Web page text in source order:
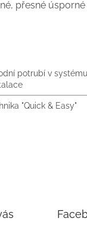
přesné
potrubí v
"Quick & Easy"